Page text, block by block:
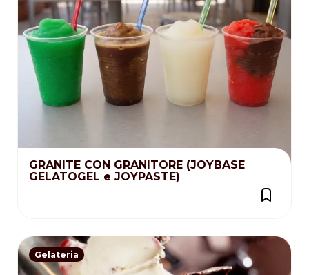
GRANITE CON GRANITORE (JOYBASE
GELATOGEL e JOYPASTE)
Gelateria